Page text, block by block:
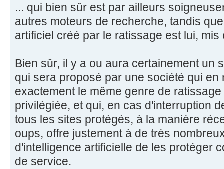
... qui bien sûr est par ailleurs
autres moteurs de recherche, tandis
artificiel créé par le ratissage est lui,
Bien sûr, il y a ou aura certainement un
qui sera proposé par une société qui en
exactement le même genre de
privilégiée, et qui, en cas d'interruption
tous les sites protégés, à la manière
oups, offre justement à de très
d'intelligence artificielle de les protéger
de service.